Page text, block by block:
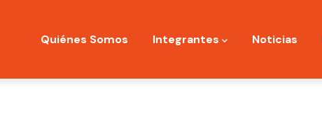
navigationQuiénes Somos Integrantes Noticias